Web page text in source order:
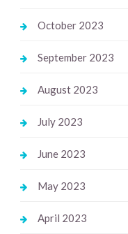
October 2023
September 2023
August 2023
July 2023
June 2023
May 2023
April 2023